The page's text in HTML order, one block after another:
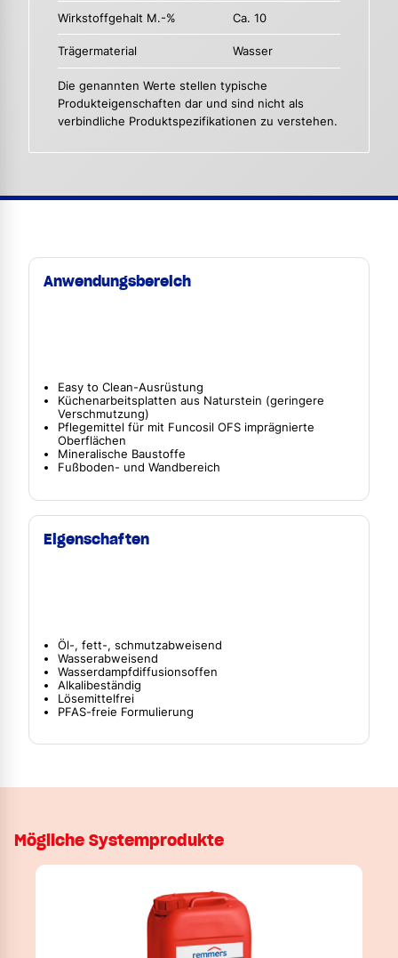
Wirkstoffgehalt M.-% Ca. 10
Trägermaterial Wasser
Die genannten Werte stellen typische
Produkteigenschaften dar und sind nicht als
verbindliche Produktspezifikationen zu verstehen.
Anwendungsbereich
Easy to Clean-Ausrüstung
Küchenarbeitsplatten aus Naturstein (geringere
Verschmutzung)
Pflegemittel für mit Funcosil OFS imprägnierte
Oberflächen
Mineralische Baustoffe
Fußboden- und Wandbereich
Eigenschaften
Öl-, fett-, schmutzabweisend
Wasserabweisend
Wasserdampfdiffusionsoffen
Alkalibeständig
Lösemittelfrei
PFAS-freie Formulierung
Mögliche Systemprodukte